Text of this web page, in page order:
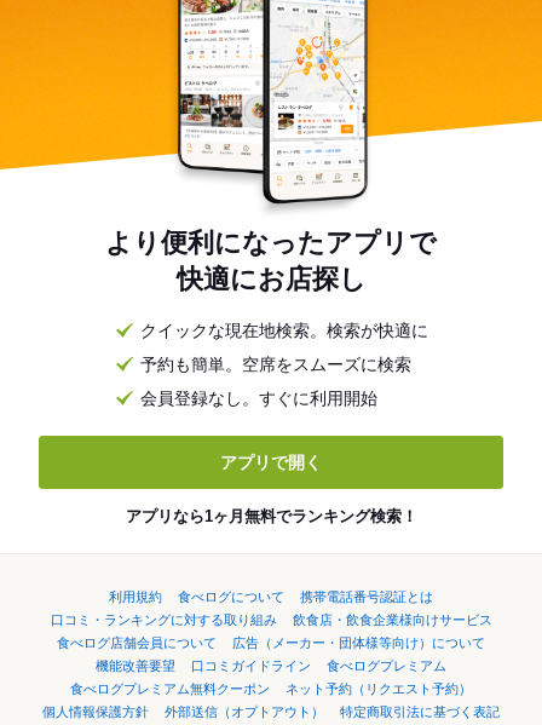
より便利になったアプリで
快適にお店探し
クイックな現在地検索。検索が快適に
予約も簡単。空席をスムーズに検索
会員登録なし。すぐに利用開始
アプリで開く
アプリなら1ヶ月無料でランキング検索！
利用規約 食べログについて
携帯電話番号認証とは
口コミ・ランキングに対する取り組み
飲食店・飲食企業様向けサービス
食べログ店舗会員について
広告（メーカー・団体様等向け）について
機能改善要望
口コミガイドライン
食べログプレミアム
食べログプレミアム無料クーポン
ネット予約（リクエスト予約）
個人情報保護方針
外部送信（オプトアウト） 特定商取引法に基づく表記